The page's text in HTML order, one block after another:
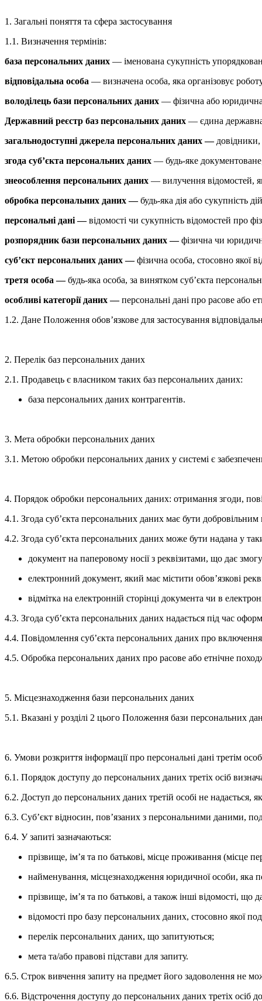
1. Загальні поняття та сфера застосування
1.1. Визначення термінів:
база персональних даних — іменована сукупність
відповідальна особа — визначена особа, яка організовує
володілець бази персональних даних — фізична або юридична
Державний реєстр баз персональних даних — єдина державна
загальнодоступні джерела персональних даних —довідники,
згода суб’єкта персональних даних — будь-яке
знеособлення персональних даних — вилучення відомостей,
обробка персональних даних —будь-яка дія або сукупність
персональні дані —відомості чи сукупність відомостей про
розпорядник бази персональних даних —фізична чи
суб’єкт персональних даних —фізична особа, стосовно якої
третя особа —будь-яка особа, за винятком суб’єкта
особливі категорії даних —персональні дані про расове або
1.2. Дане Положення обов’язкове для застосування
2. Перелік баз персональних даних
2.1. Продавець є власником таких баз персональних даних:
база персональних даних контрагентів.
3. Мета обробки персональних даних
3.1. Метою обробки персональних даних у системі є
4. Порядок обробки персональних даних: отримання згоди,
4.1. Згода суб’єкта персональних даних має бути
4.2. Згода суб’єкта персональних даних може бути надана у
документ на паперовому носії з реквізитами, що дає
електронний документ, який має містити обов’язкові
відмітка на електронній сторінці документа чи в
4.3. Згода суб’єкта персональних даних надається під час
4.4. Повідомлення суб’єкта персональних даних про
4.5. Обробка персональних даних про расове або етнічне
5. Місцезнаходження бази персональних даних
5.1. Вказані у розділі 2 цього Положення бази персональних
6. Умови розкриття інформації про персональні дані третім
6.1. Порядок доступу до персональних даних третіх осіб
6.2. Доступ до персональних даних третій особі не надається,
6.3. Суб’єкт відносин, пов’язаних з персональними даними,
6.4. У запиті зазначаються:
прізвище, ім’я та по батькові, місце проживання (місце
найменування, місцезнаходження юридичної особи, яка
прізвище, ім’я та по батькові, а також інші відомості, що
відомості про базу персональних даних, стосовно якої
перелік персональних даних, що запитуються;
мета та/або правові підстави для запиту.
6.5. Строк вивчення запиту на предмет його задоволення не
6.6. Відстрочення доступу до персональних даних третіх